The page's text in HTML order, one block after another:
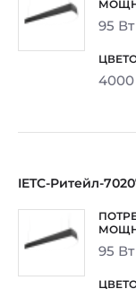
95 Вт
4000
IETC-Ритейл-
95 Вт